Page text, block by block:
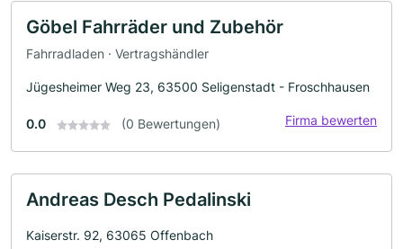
Göbel Fahrräder und Zubehör
Fahrradladen · Vertragshändler
Jügesheimer Weg 23, 63500 Seligenstadt - Froschhausen
0.0 (0 Bewertungen) Firma bewerten
Andreas Desch Pedalinski
Kaiserstr. 92, 63065 Offenbach